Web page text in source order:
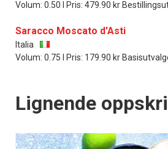
Volum: 0.50 l Pris: 479.90 kr
Saracco Moscato d'Asti
Italia
Volum: 0.75 l Pris: 179.90 kr
Lignende